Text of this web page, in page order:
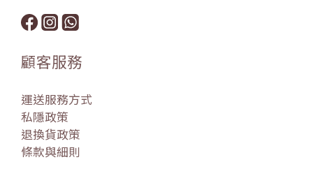
顧客服務
運送服務方式
私隱政策
退換貨政策
條款與細則